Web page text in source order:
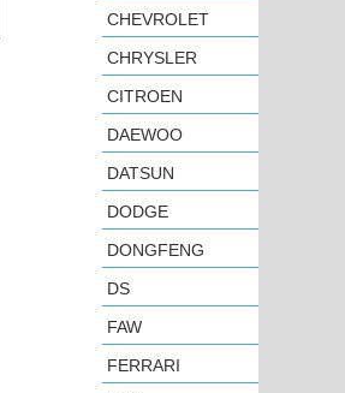
CHEVROLET
CHRYSLER
CITROEN
DAEWOO
DATSUN
DODGE
DONGFENG
DS
FAW
FERRARI